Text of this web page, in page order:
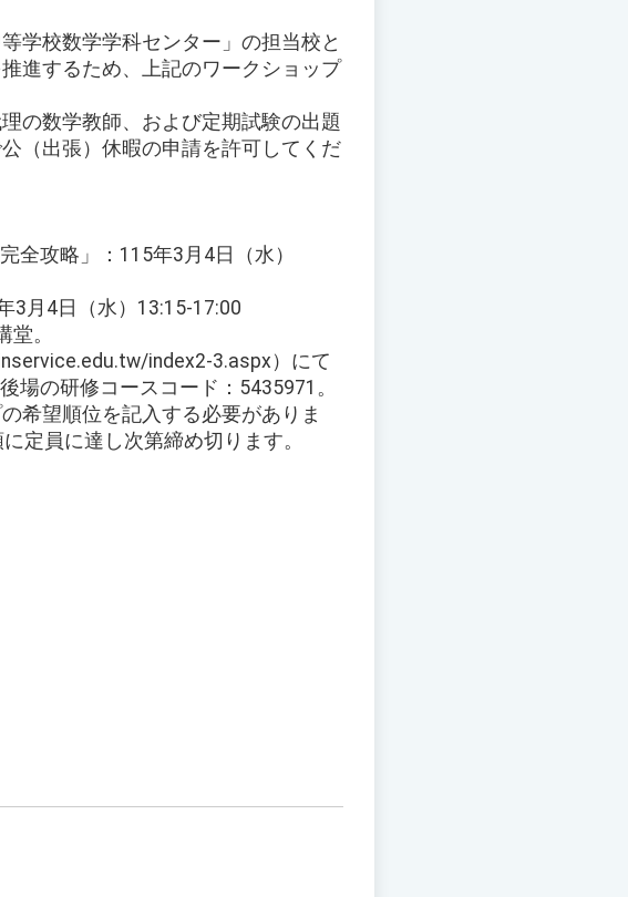
学校数学学科センター」の担当校と
進するため、上記のワークショップ
の数学教師、および定期試験の出題
（出張）休暇の申請を許可してくだ
全攻略」：115年3月4日（水）
3月4日（水）13:15-17:00
。
index2-3.aspx）にて
場の研修コースコード：5435971。
希望順位を記入する必要がありま
定員に達し次第締め切ります。